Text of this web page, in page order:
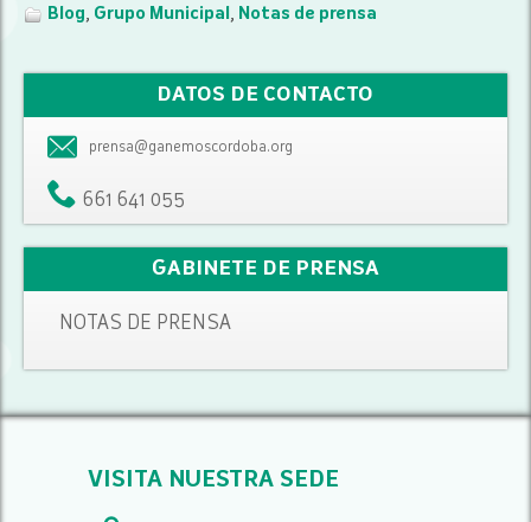
Blog
Grupo Municipal Notas de prensa
DATOS DE CONTACTO
prensa@ganemoscordoba.org
661 641 055
GABINETE DE PRENSA
NOTAS DE PRENSA
VISITA NUESTRA SEDE